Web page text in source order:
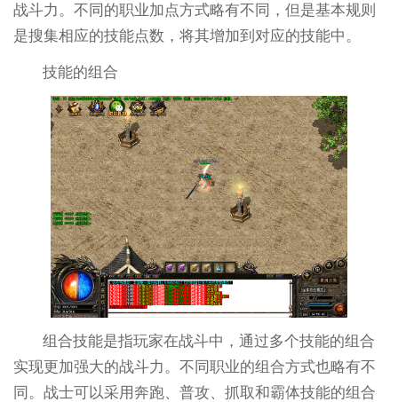
战斗力。不同的职业加点方式略有不同，但是基本规则
是搜集相应的技能点数，将其增加到对应的技能中。
技能的组合
组合技能是指玩家在战斗中，通过多个技能的组合
实现更加强大的战斗力。不同职业的组合方式也略有不
同。战士可以采用奔跑、普攻、抓取和霸体技能的组合